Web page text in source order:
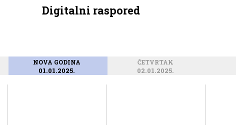
Digitalni raspored
NOVA GODINA
01.01.2025.
ČETVRTAK
02.01.2025.